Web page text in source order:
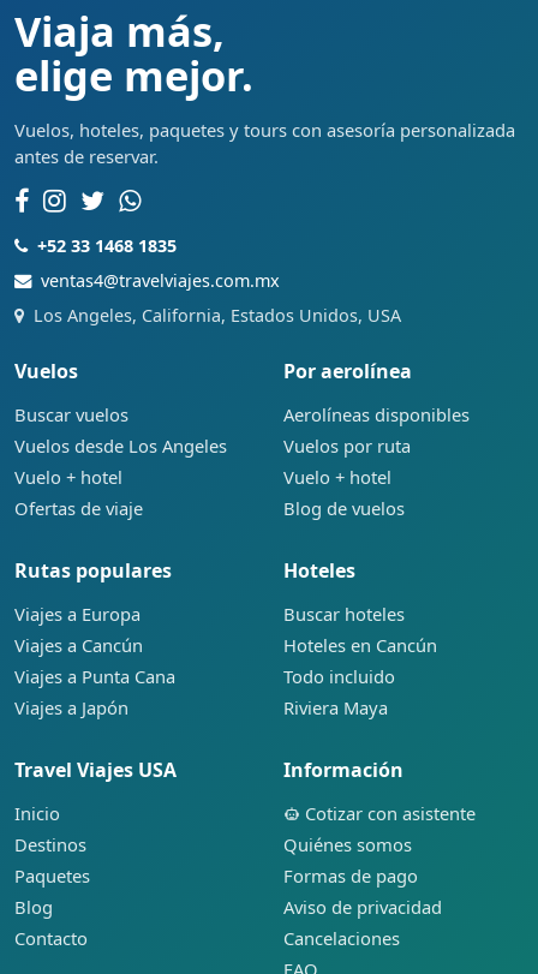
Viaja más,
elige mejor.
Vuelos, hoteles, paquetes y tours con asesoría personalizada
antes de reservar.
+52 33 1468 1835
ventas4@travelviajes.com.mx
Los Angeles, California, Estados Unidos, USA
Vuelos
Buscar vuelos
Vuelos desde Los Angeles
Vuelo + hotel
Ofertas de viaje
Por aerolínea
Aerolíneas disponibles
Vuelos por ruta
Vuelo + hotel
Blog de vuelos
Rutas populares
Viajes a Europa
Viajes a Cancún
Viajes a Punta Cana
Viajes a Japón
Hoteles
Buscar hoteles
Hoteles en Cancún
Todo incluido
Riviera Maya
Travel Viajes USA
Inicio
Destinos
Paquetes
Blog
Contacto
Información
Cotizar con asistente
Quiénes somos
Formas de pago
Aviso de privacidad
Cancelaciones
FAQ